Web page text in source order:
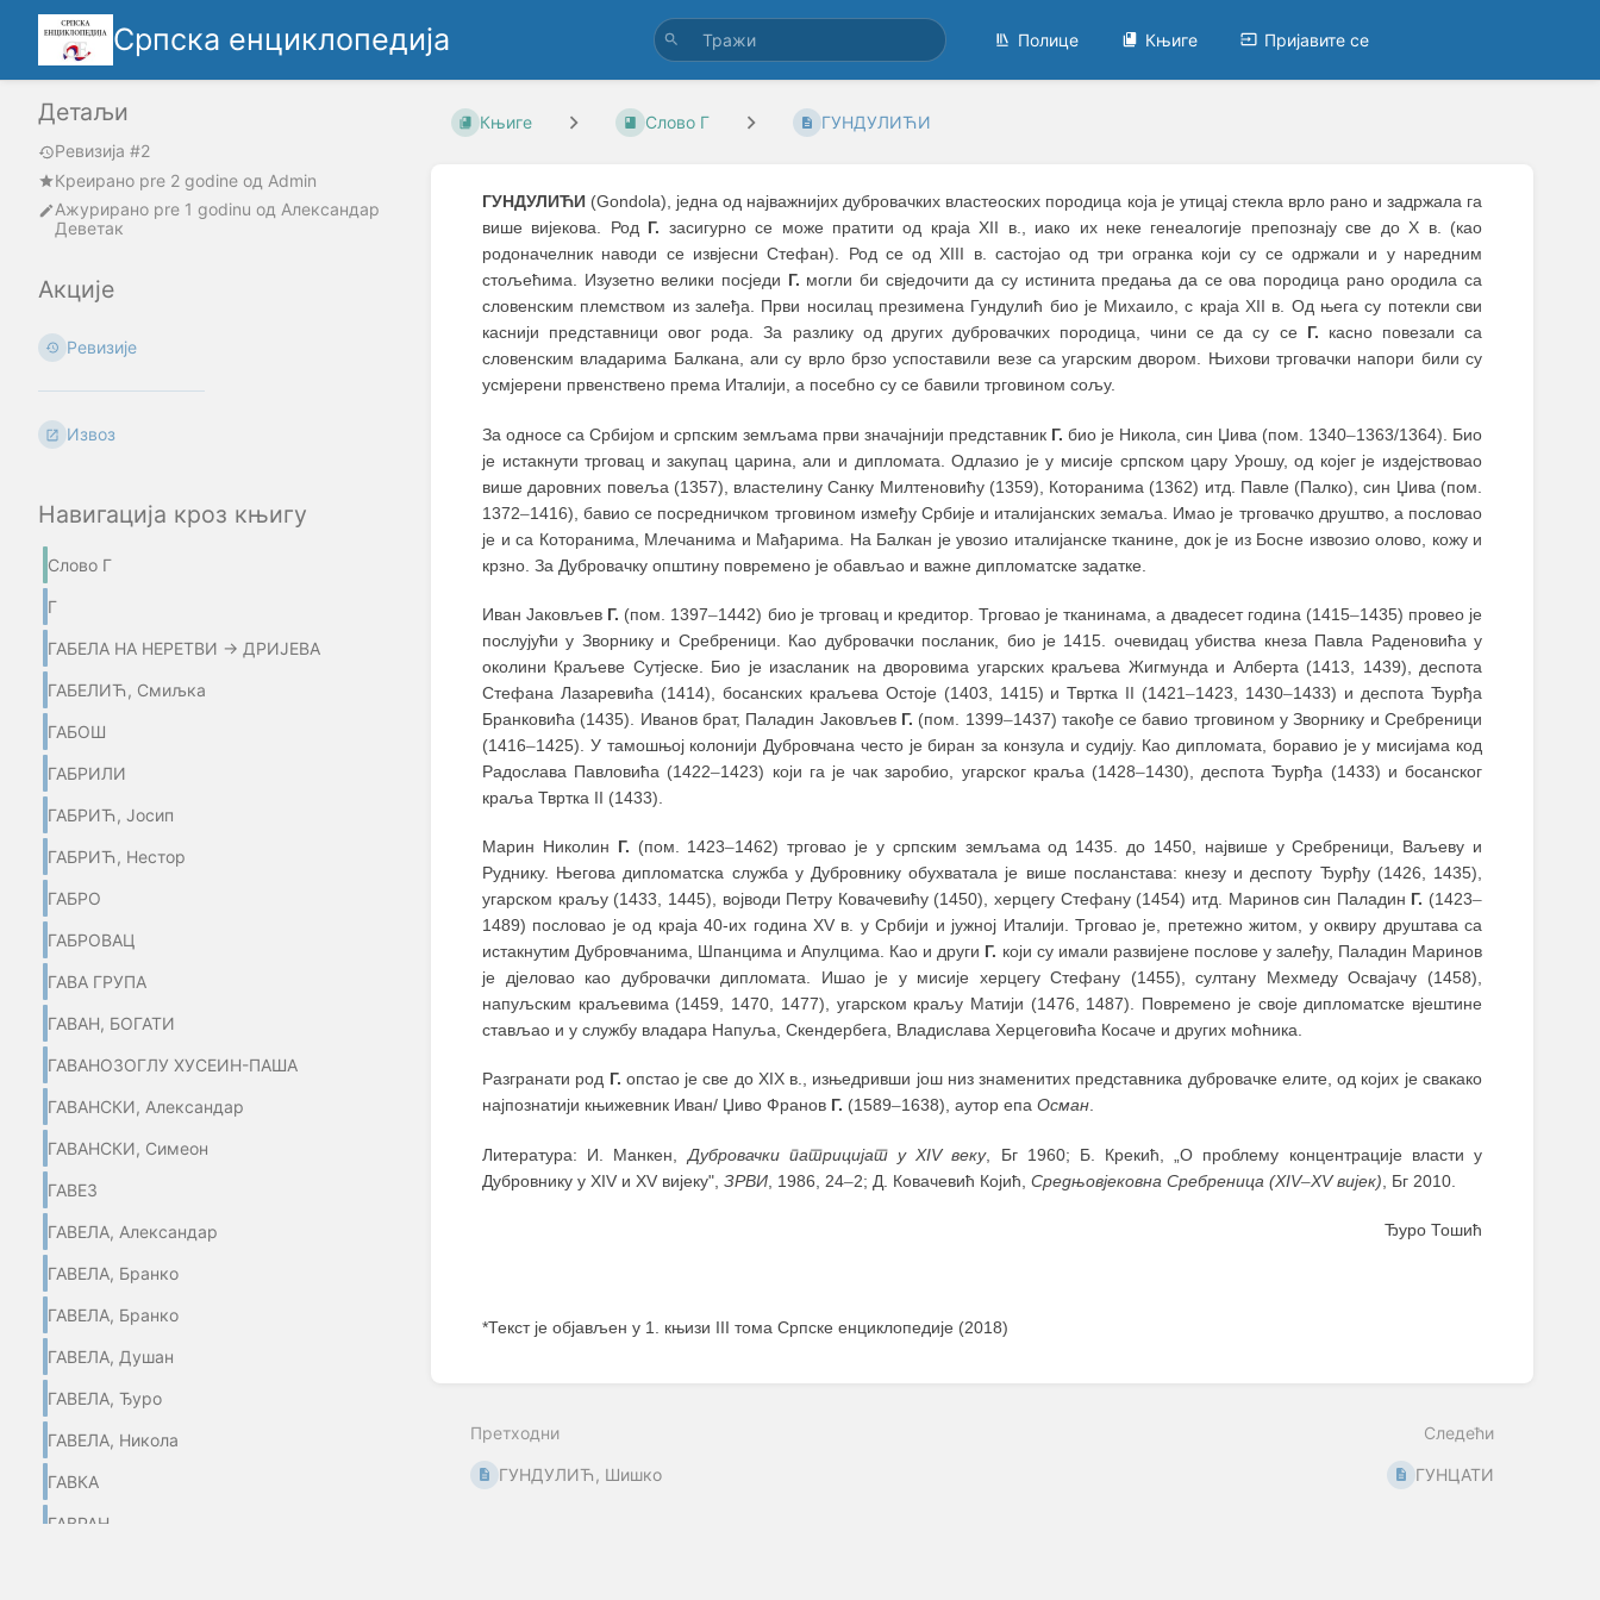
Српска енциклопедија Полице Књиге Пријавите се
Детаљи
Ревизија #2
Креирано pre 2 godine oд Admin
Ажурирано pre 1 godinu од Александар
Деветак
Акције
Ревизије
Извоз
Навигација кроз књигу
Слово Г
Г
ГАБЕЛА НА НЕРЕТВИ → ДРИЈЕВА
ГАБЕЛИЋ, Смиљка
ГАБОШ
ГАБРИЛИ
ГАБРИЋ, Јосип
ГАБРИЋ, Нестор
ГАБРО
ГАБРОВАЦ
ГАВА ГРУПА
ГАВАН, БОГАТИ
ГАВАНОЗОГЛУ ХУСЕИН-ПАША
ГАВАНСКИ, Александар
ГАВАНСКИ, Симеон
ГАВЕЗ
ГАВЕЛА, Александар
ГАВЕЛА, Бранко
ГАВЕЛА, Бранко
ГАВЕЛА, Душан
ГАВЕЛА, Ђуро
ГАВЕЛА, Никола
ГАВКА
ГАВРАН
Књиге Слово Г ГУНДУЛИЋИ
ГУНДУЛИЋИ (Gondola), jедна од најважнијих дубровачких властеоских породица која је утицај стекла врло рано и задржала га
више вијекова. Род Г. засигурно се може пратити од краја XII в., иако их неке генеалогије препознају све до X в. (као
родоначелник наводи се извјесни Стефан). Род се од XIII в. састојао од три огранка који су се одржали и у наредним
стољећима. Изузетно велики посjеди Г. могли би свjедочити да су истинита предања да се ова породица рано ородила са
словенским племством из залеђа. Први носилац презимена Гундулић био је Михаило, с краја XII в. Од њега су потекли сви
каснији представници овог рода. За разлику од других дубровачких породица, чини се да су се Г. касно повезали са
словенским владарима Балкана, али су врло брзо успоставили везе са угарским двором. Њихови трговачки напори били су
усмјерени првенствено према Италији, а посебно су се бавили трговином сољу.
За односе са Србијом и српским земљама први значајнији представник Г. био је Никола, син Џива (пом. 1340–1363/1364). Био
је истакнути трговац и закупац царина, али и дипломата. Одлазио је у мисије српском цару Урошу, од којег је издејствовао
више даровних повеља (1357), властелину Санку Милтеновићу (1359), Которанима (1362) итд. Павле (Палко), син Џива (пом.
1372–1416), бавио се посредничком трговином између Србије и италијанских земаља. Имао је трговачко друштво, а пословао
је и са Которанима, Млечанима и Мађарима. На Балкан је увозио италијанске тканине, док је из Босне извозио олово, кожу и
крзно. За Дубровачку општину повремено је обављао и важне дипломатске задатке.
Иван Јаковљев Г. (пом. 1397–1442) био је трговац и кредитор. Трговао је тканинама, а двадесет година (1415–1435) провео је
послујући у Зворнику и Сребреници. Као дубровачки посланик, био је 1415. очевидац убиства кнеза Павла Раденовића у
околини Краљеве Сутјеске. Био је изасланик на дворовима угарских краљева Жигмунда и Алберта (1413, 1439), деспота
Стефана Лазаревића (1414), босанских краљева Остоје (1403, 1415) и Твртка II (1421–1423, 1430–1433) и деспота Ђурђа
Бранковића (1435). Иванов брат, Паладин Јаковљев Г. (пом. 1399–1437) такође се бавио трговином у Зворнику и Сребреници
(1416–1425). У тамошњој колонији Дубровчана често је биран за конзула и судију. Као дипломата, боравио је у мисијама код
Радослава Павловића (1422–1423) који га је чак заробио, угарског краља (1428–1430), деспота Ђурђа (1433) и босанског
краља Твртка II (1433).
Марин Николин Г. (пом. 1423–1462) трговао је у српским земљама од 1435. до 1450, највише у Сребреници, Ваљеву и
Руднику. Његова дипломатска служба у Дубровнику обухватала је више посланстава: кнезу и деспоту Ђурђу (1426, 1435),
угарском краљу (1433, 1445), војводи Петру Ковачевићу (1450), херцегу Стефану (1454) итд. Маринов син Паладин Г. (1423–
1489) пословао је од краја 40-их година XV в. у Србији и јужној Италији. Трговао је, претежно житом, у оквиру друштава са
истакнутим Дубровчанима, Шпанцима и Апулцима. Као и други Г. који су имали развијене послове у залеђу, Паладин Маринов
је дjеловао као дубровачки дипломата. Ишао је у мисије херцегу Стефану (1455), султану Мехмеду Освајачу (1458),
напуљским краљевима (1459, 1470, 1477), угарском краљу Матији (1476, 1487). Повремено је своје дипломатске вjештине
стављао и у службу владара Напуља, Скендербега, Владислава Херцеговића Косаче и других моћника.
Разгранати род Г. опстао је све до XIX в., изњедривши још низ знаменитих представника дубровачке елите, од којих је свакако
најпознатији књижевник Иван/ Џиво Франов Г. (1589–1638), аутор епа Осман.
Литература: И. Манкен, Дубровачки патрицијат у XIV веку, Бг 1960; Б. Крекић, „О проблему концентрације власти у
Дубровнику у XIV и XV вијеку", ЗРВИ , 1986, 24–2; Д. Ковачевић Којић, Средњовјековна Сребреница (XIV–XV вијек) , Бг 2010.
Ђуро Тошић
*Текст је објављен у 1. књизи III тома Српске енциклопедије (2018)
mode
Претходни
ГУНДУЛИЋ, Шишко
Следећи
ГУНЦАТИ